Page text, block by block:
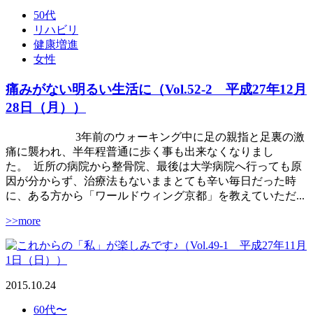
50代
リハビリ
健康増進
女性
痛みがない明るい生活に（Vol.52-2 平成27年12月
28日（月））
3年前のウォーキング中に足の親指と足裏の激
痛に襲われ、半年程普通に歩く事も出来なくなりまし
た。 近所の病院から整骨院、最後は大学病院へ行っても原
因が分からず、治療法もないままとても辛い毎日だった時
に、ある方から「ワールドウィング京都」を教えていただ...
>>more
2015.10.24
60代〜